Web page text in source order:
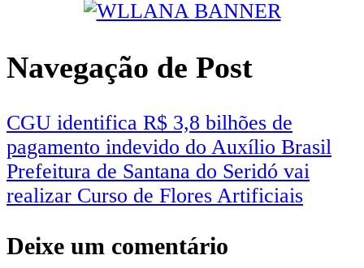
Navegação de Post
CGU identifica R$ 3,8 bilhões de
pagamento indevido do Auxílio Brasil
Prefeitura de Santana do Seridó vai
realizar Curso de Flores Artificiais
Deixe um comentário